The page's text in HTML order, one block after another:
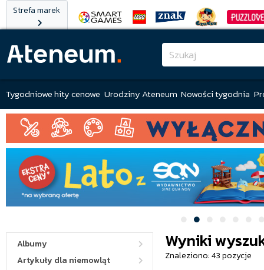
Strefa marek
Tygodniowe hity cenowe Urodziny Ateneum Nowości tygodnia
Albumy
Artykuły dla niemowląt
Wyniki
Znaleziono: 43 pozycje